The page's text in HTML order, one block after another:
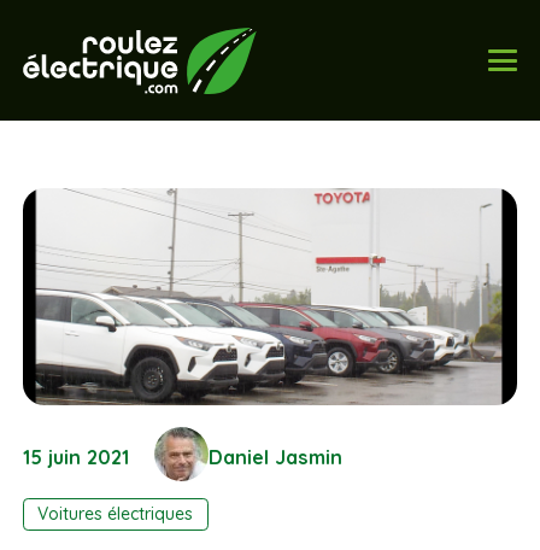
15 juin 2021 Daniel Jasmin
Voitures électriques